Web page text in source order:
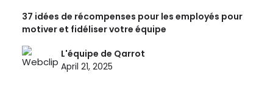
37 idées de récompenses pour les employés pour
motiver et fidéliser votre équipe
L'équipe de Qarrot
April 21, 2025